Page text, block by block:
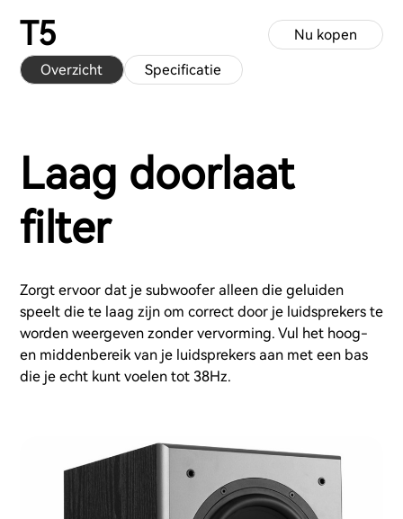
T5
Overzicht Specificatie
Nu kopen
Laag doorlaat
filter
Zorgt ervoor dat je subwoofer alleen die geluiden
speelt die te laag zijn om correct door je luidsprekers te
worden weergeven zonder vervorming. Vul het hoog-
en middenbereik van je luidsprekers aan met een bas
die je echt kunt voelen tot 38Hz.